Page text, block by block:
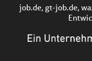
job.de, gt-job.de,